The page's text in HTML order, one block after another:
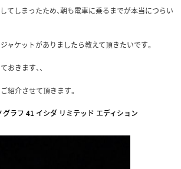
てしまったため、朝も電車に乗るまでが本当につらい
ャケットがありましたら教えて頂きたいです。
おきます、、
紹介させて頂きます。
ラフ 41 イシダ リミテッド エディション